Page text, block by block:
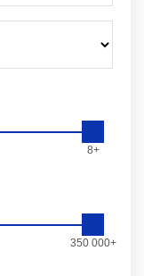
8+
350 000+